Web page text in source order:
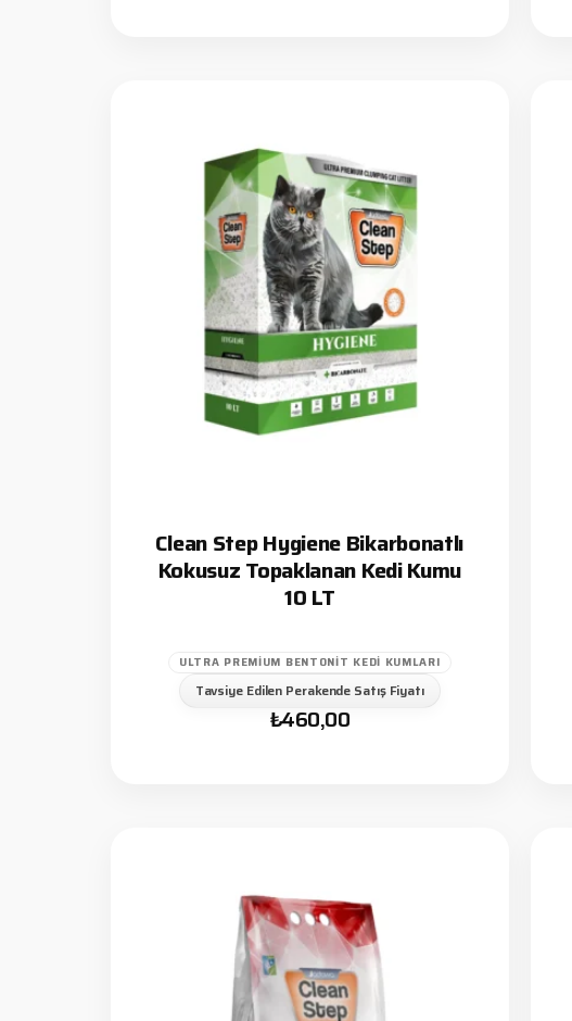
Clean Step Hygiene Bikarbonatlı
Kokusuz Topaklanan Kedi Kumu
10 LT
ULTRA PREMIUM BENTONIT KEDI KUMLARI
Tavsiye Edilen Perakende Satış Fiyatı
₺460,00